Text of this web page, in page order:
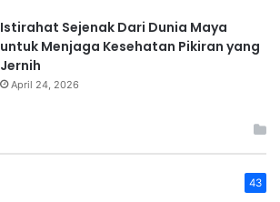
Istirahat Sejenak Dari Dunia Maya
untuk Menjaga Kesehatan Pikiran yang
Jernih
April 24, 2026
43